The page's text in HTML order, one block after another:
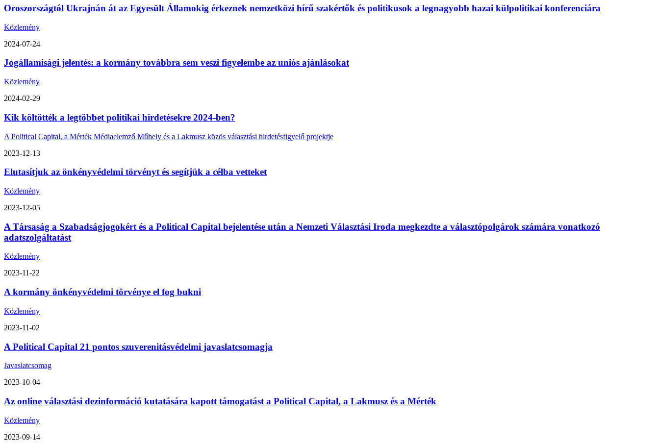
Oroszországtól Ukrajnán át az Egyesült Államokig érkeznek nemzetközi hírű szakértők és politikusok a legnagyobb hazai külpolitikai konferenciára
Közlemény
2024-07-24
Jogállamisági jelentés: a kormány továbbra sem veszi figyelembe az uniós ajánlásokat
Közlemény
2024-02-29
Kik költötték a legtöbbet politikai hirdetésekre 2024-ben?
A Political Capital, a Mérték Médiaelemző Műhely és a Lakmusz közös választási hirdetésfigyelő projektje
2023-12-13
Elutasítjuk az önkényvédelmi törvényt és segítjük a célba vetteket
Közlemény
2023-12-05
A Társaság a Szabadságjogokért és a Political Capital bejelentése után a Nemzeti Választási Iroda megkezdte a választópolgárok számára vonatkozó
adatszolgáltatást
Közlemény
2023-11-22
A kormány önkényvédelmi törvénye el fog bukni
Közlemény
2023-11-02
A Political Capital 21 pontos szuverenitásvédelmi javaslatcsomagja
Javaslatcsomag
2023-10-04
Az online választási dezinformáció kutatására kapott támogatást a Political Capital, a Lakmusz és a Mérték
Közlemény
2023-09-14